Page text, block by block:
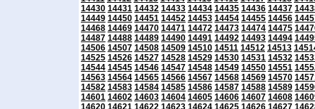
14430 14431 14432 14433 14434 14435 14436 14437
14449 14450 14451 14452 14453 14454 14455 14456
14468 14469 14470 14471 14472 14473 14474 14475
14487 14488 14489 14490 14491 14492 14493 14494
14506 14507 14508 14509 14510 14511 14512 14513
14525 14526 14527 14528 14529 14530 14531 14532
14544 14545 14546 14547 14548 14549 14550 14551
14563 14564 14565 14566 14567 14568 14569 14570
14582 14583 14584 14585 14586 14587 14588 14589
14601 14602 14603 14604 14605 14606 14607 14608
14620 14621 14622 14623 14624 14625 14626 14627